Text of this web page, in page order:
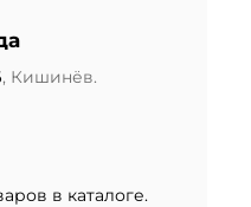
, Кишинёв.
в каталоге.